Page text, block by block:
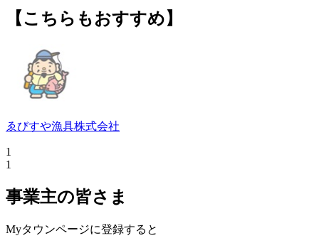
【こちらもおすすめ】
ゑびすや漁具株式会社
1
1
事業主の皆さま
Myタウンページに登録すると